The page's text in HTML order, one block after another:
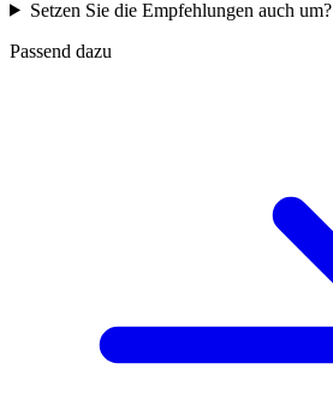
Setzen Sie die Empfehlungen auch um?
Passend dazu